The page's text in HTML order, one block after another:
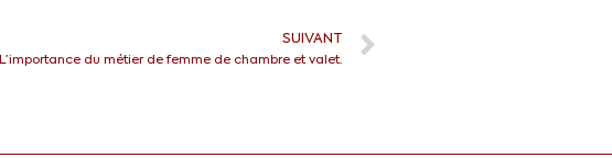
SUIVANT
L’importance du métier de femme de chambre et valet.